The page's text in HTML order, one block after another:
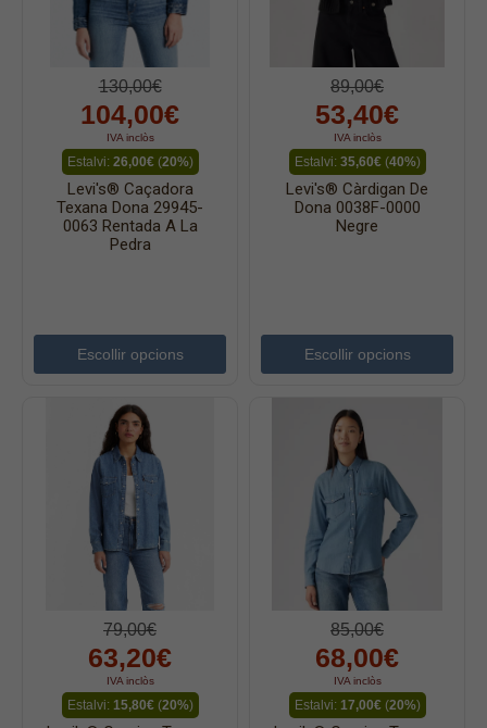
Dessuadores
Camises
Bruses
Bosses
Vestits
Faldilles
Cinturons
Gavardina estiu home
Gavardina hivern home
Pana dona
Roba interior
130,00€
104,00€
IVA inclòs
Estalvi: 26,00€(20%)
Levi's® Caçadora
Texana Dona 29945-
0063 Rentada A La
Pedra
Escollir opcions
89,00€
53,40€
IVA inclòs
Estalvi: 35,60€(40%)
Levi's® Càrdigan De
Dona 0038F-0000
Negre
Escollir opcions
79,00€
63,20€
IVA inclòs
Estalvi: 15,80€(20%)
85,00€
68,00€
IVA inclòs
Estalvi: 17,00€(20%)